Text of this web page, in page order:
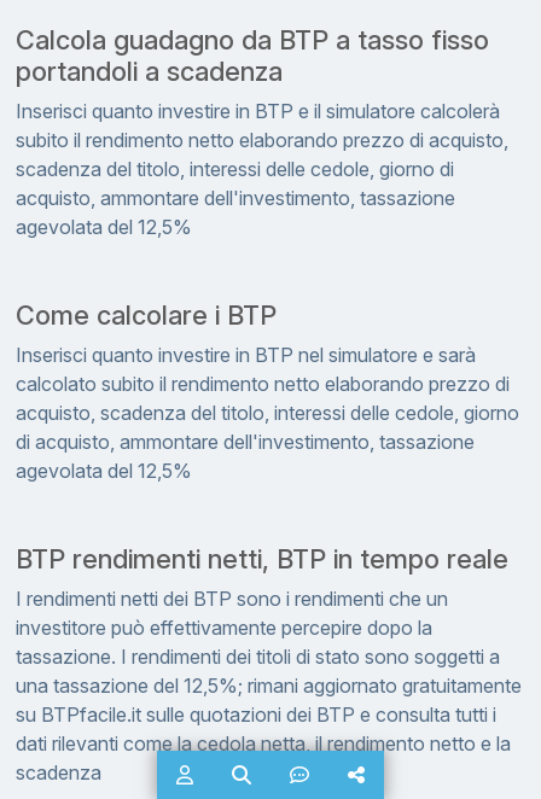
Calcola guadagno da BTP a tasso fisso
portandoli a scadenza
Inserisci quanto investire in BTP e il simulatore calcolerà
subito il rendimento netto elaborando prezzo di acquisto,
scadenza del titolo, interessi delle cedole, giorno di
acquisto, ammontare dell'investimento, tassazione
agevolata del 12,5%
Come calcolare i BTP
Inserisci quanto investire in BTP nel simulatore e sarà
calcolato subito il rendimento netto elaborando prezzo di
acquisto, scadenza del titolo, interessi delle cedole, giorno
di acquisto, ammontare dell'investimento, tassazione
agevolata del 12,5%
BTP rendimenti netti, BTP in tempo reale
I rendimenti netti dei BTP sono i rendimenti che un
investitore può effettivamente percepire dopo la
tassazione. I rendimenti dei titoli di stato sono soggetti a
una tassazione del 12,5%; rimani aggiornato gratuitamente
su BTPfacile.it sulle quotazioni dei BTP e consulta tutti i
dati rilevanti come la cedola netta, il rendimento netto e la
scadenza